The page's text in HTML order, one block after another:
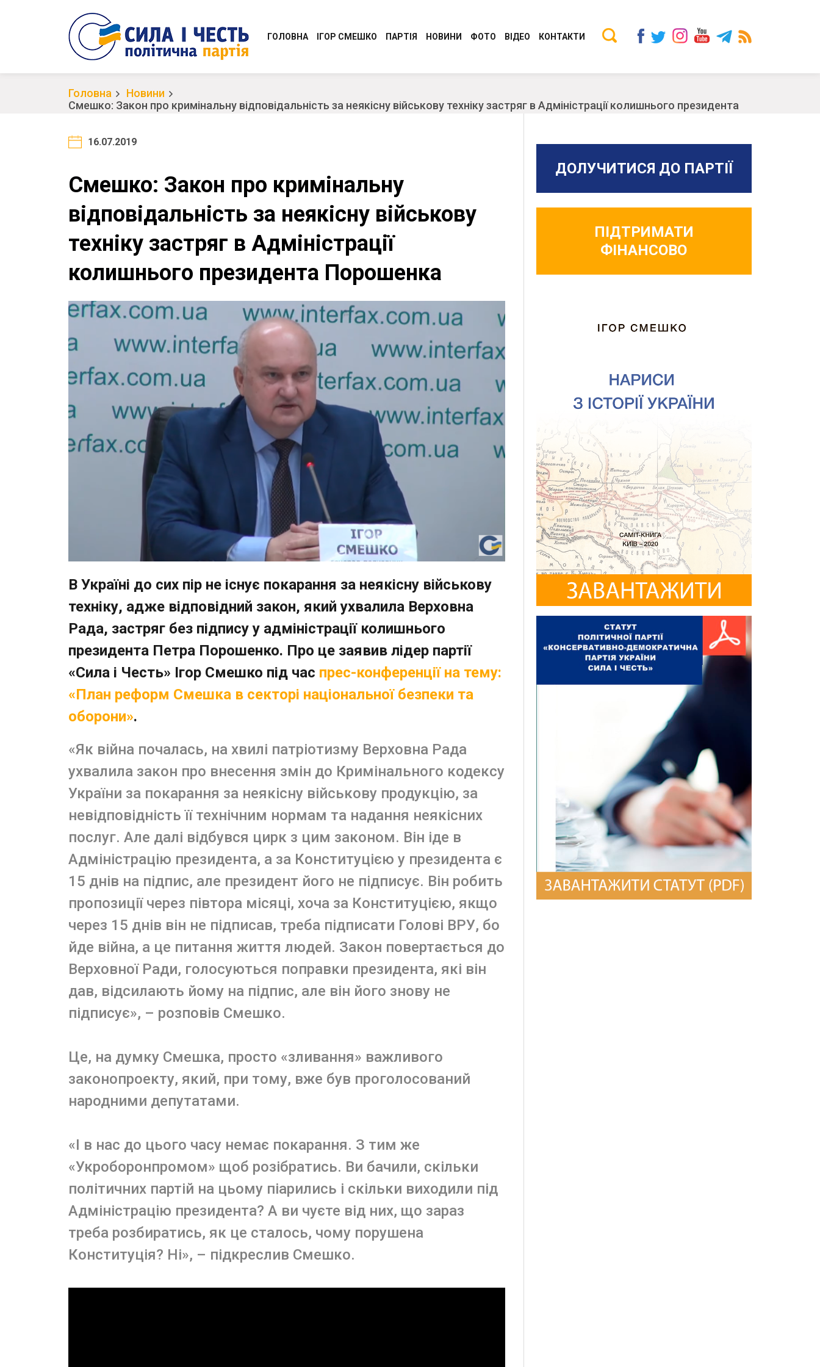
ГОЛОВНА ІГОР СМЕШКО ПАРТІЯ
демократичної партії України “Сила і
Ідеологія
НОВИНИ ФОТО ВІДЕО КОНТАКТИ
Головна
Новини
Смешко: Закон про кримінальну відповідальність за неякісну військову техніку застряг в Адміністрації колишнього президента
16.07.2019
Смешко: Закон про кримінальну
відповідальність за неякісну військову
техніку застряг в Адміністрації
колишнього президента Порошенка
В Україні до сих пір не існує покарання за неякісну військову
техніку, адже відповідний закон, який ухвалила Верховна
Рада, застряг без підпису у адміністрації колишнього
президента Петра Порошенко. Про це заявив лідер партії
«Сила і Честь» Ігор Смешко під час прес-конференції на тему:
«План реформ Смешка в секторі національної безпеки та
оборони».
«Як війна почалась, на хвилі патріотизму Верховна Рада
ухвалила закон про внесення змін до Кримінального кодексу
України за покарання за неякісну військову продукцію, за
невідповідність її технічним нормам та надання неякісних
послуг. Але далі відбувся цирк з цим законом. Він іде в
Адміністрацію президента, а за Конституцією у президента є
15 днів на підпис, але президент його не підписує. Він робить
пропозиції через півтора місяці, хоча за Конституцією, якщо
через 15 днів він не підписав, треба підписати Голові ВРУ, бо
йде війна, а це питання життя людей. Закон повертається до
Верховної Ради, голосуються поправки президента, які він
дав, відсилають йому на підпис, але він його знову не
підписує», – розповів Смешко.
Це, на думку Смешка, просто «зливання» важливого
законопроекту, який, при тому, вже був проголосований
народними депутатами.
«І в нас до цього часу немає покарання. З тим же
«Укроборонпромом» щоб розібратись. Ви бачили, скільки
політичних партій на цьому піарились і скільки виходили під
Адміністрацію президента? А ви чуєте від них, що зараз
треба розбиратись, як це сталось, чому порушена
Конституція? Ні», – підкреслив Смешко.
ДОЛУЧИТИСЯ ДО ПАРТІЇ
ПІДТРИМАТИ
ФІНАНСОВО